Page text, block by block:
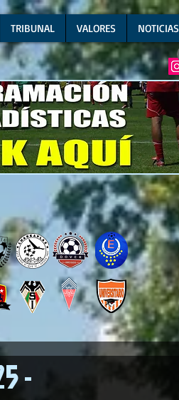
TRIBUNAL VALORES NOTICIAS
-